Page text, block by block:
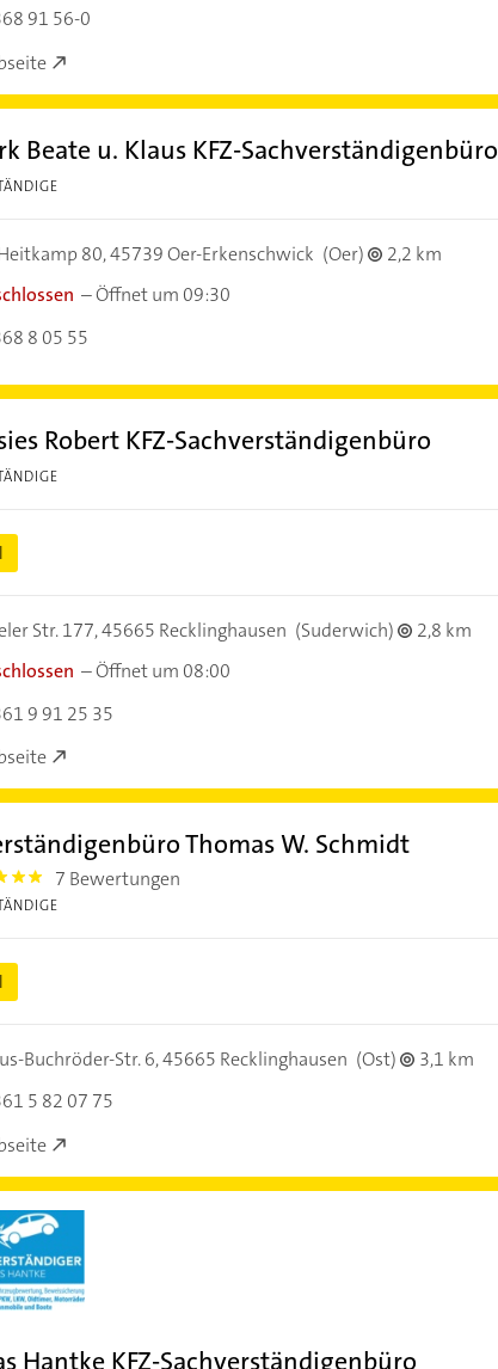
91 56-0
Beate u. Klaus KFZ-Sachverständigenbüro
80,45739 Oer-Erkenschwick (Oer)
2,2 km
–Öffnet um 09:30
8 05 55
Robert KFZ-Sachverständigenbüro
Str. 177,45665 Recklinghausen (Suderwich)
2,8 km
–Öffnet um 08:00
9 91 25 35
Thomas W. Schmidt
7 Bewertungen
Buchröder-Str. 6,45665 Recklinghausen (Ost)
3,1 km
5 82 07 75
Hantke KFZ-Sachverständigenbüro